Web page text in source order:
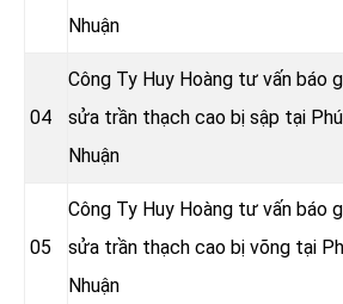
Nhuận
04
Công Ty Huy Hoàng tư vấn báo
sửa trần thạch cao bị sập tại Phú
Nhuận
05
Công Ty Huy Hoàng tư vấn báo
sửa trần thạch cao bị võng tại
Nhuận